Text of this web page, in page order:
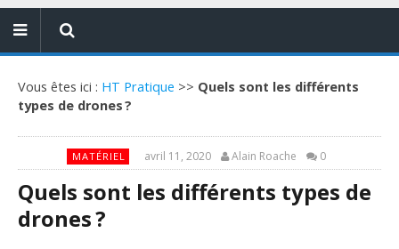
Vous êtes ici : HT Pratique >> Quels sont les différents
types de drones ?
MATÉRIEL avril 11, 2020 Alain Roache 0
Quels sont les différents types de
drones ?